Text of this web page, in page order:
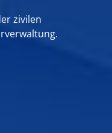
zivilen